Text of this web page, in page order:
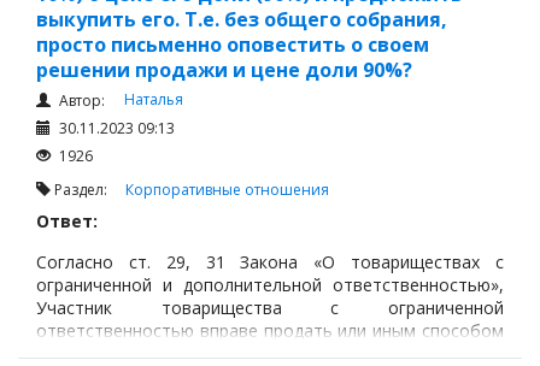
выкупить его. Т.е. без общего собрания,
просто письменно оповестить о своем
решении продажи и цене доли 90%?
Автор:
Наталья
30.11.2023 09:13
1926
Раздел: Корпоративные отношения
Ответ:
Согласно ст. 29, 31 Закона «О товариществах с
ограниченной и дополнительной ответственностью»,
Участник товарищества с ограниченной
ответственностью вправе продать или иным способом
уступить свою долю в имуществе товарищества или ее